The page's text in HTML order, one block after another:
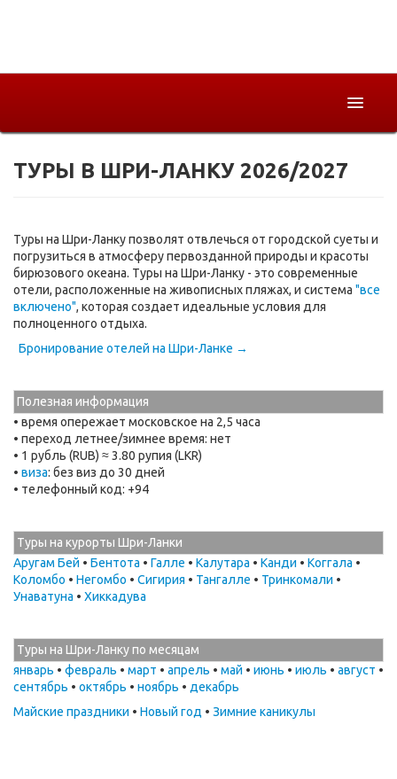
Горящие
Как купить
О компании
ТУРЫ В ШРИ-ЛАНКУ 2026/2027
Туры на Шри-Ланку позволят отвлечься от городской суеты и
погрузиться в атмосферу первозданной природы и красоты
бирюзового океана. Туры на Шри-Ланку - это современные
отели, расположенные на живописных пляжах, и система "все
включено", которая создает идеальные условия для
полноценного отдыха.
Бронирование отелей на Шри-Ланке →
Полезная информация
• время опережает московское на 2,5 часа
• переход летнее/зимнее время: нет
• 1 рубль (RUB) ≈ 3.80 рупия (LKR)
• виза: без виз до 30 дней
• телефонный код: +94
Туры на курорты Шри-Ланки
Аругам Бей • Бентота • Галле • Калутара • Канди • Коггала •
Коломбо • Негомбо • Сигирия • Тангалле • Тринкомали •
Унаватуна • Хиккадува
Туры на Шри-Ланку по месяцам
январь • февраль • март • апрель • май • июнь • июль • август •
сентябрь • октябрь • ноябрь • декабрь
Майские праздники • Новый год • Зимние каникулы